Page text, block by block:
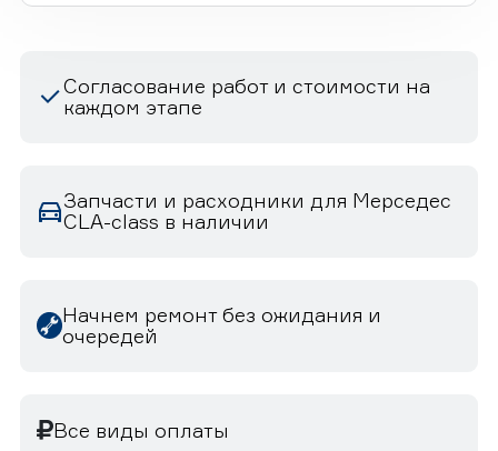
Согласование работ и стоимости на
каждом этапе
Запчасти и расходники для Мерседес
CLA-class в наличии
Начнем ремонт без ожидания и
очередей
Все виды оплаты